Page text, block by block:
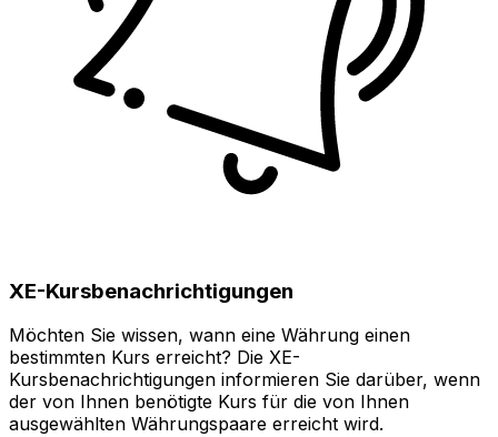
XE-Kursbenachrichtigungen
Möchten Sie wissen, wann eine Währung einen
bestimmten Kurs erreicht? Die XE-
Kursbenachrichtigungen informieren Sie darüber, wenn
der von Ihnen benötigte Kurs für die von Ihnen
ausgewählten Währungspaare erreicht wird.